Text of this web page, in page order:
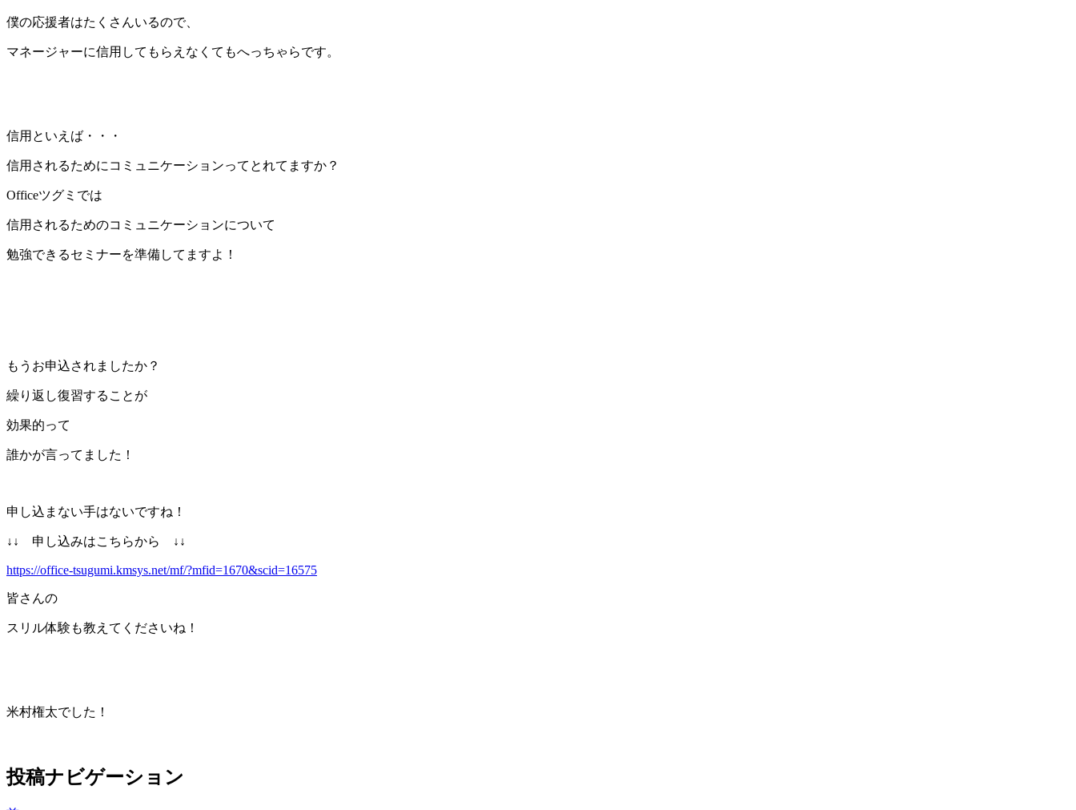
僕の応援者はたくさんいるので、
マネージャーに信用してもらえなくてもへっちゃらです。
信用といえば・・・
信用されるためにコミュニケーションってとれてますか？
Officeツグミでは
信用されるためのコミュニケーションについて
勉強できるセミナーを準備してますよ！
もうお申込されましたか？
繰り返し復習することが
効果的って
誰かが言ってました！
申し込まない手はないですね！
↓↓ 申し込みはこちらから ↓↓
https://office-tsugumi.kmsys.net/mf/?mfid=1670&scid=16575
皆さんの
スリル体験も教えてくださいね！
米村権太でした！
投稿ナビゲーション